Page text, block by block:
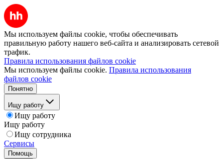
Мы используем файлы cookie, чтобы обеспечивать
правильную работу нашего веб-сайта и анализировать сетевой
трафик.
Правила использования файлов cookie
Мы используем файлы cookie. Правила использования
файлов cookie
Понятно
Ищу работу
Ищу работу
Ищу работу
Ищу сотрудника
Сервисы
Помощь